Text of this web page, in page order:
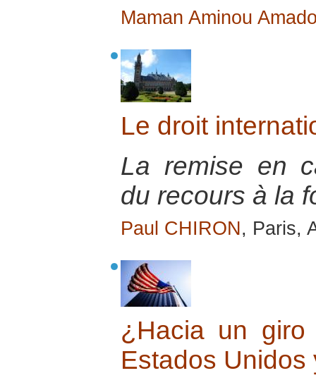
Maman Aminou
Le droit
La remise en
du recours à la
Paul CHIRON, Paris,
¿Hacia un giro
Estados Unidos